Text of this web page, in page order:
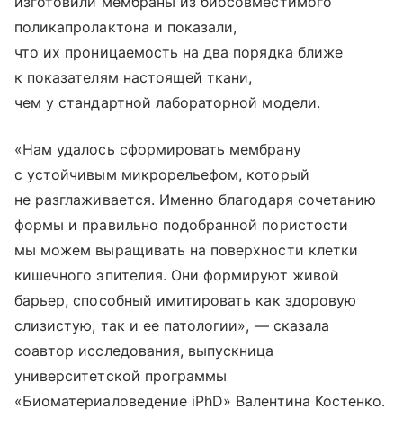
поликапролактона и показали,
что их проницаемость на два порядка ближе
к показателям настоящей ткани,
чем у стандартной лабораторной модели.
«Нам удалось сформировать мембрану
с устойчивым микрорельефом, который
не разглаживается. Именно благодаря сочетанию
формы и правильно подобранной пористости
мы можем выращивать на поверхности клетки
кишечного эпителия. Они формируют живой
барьер, способный имитировать как здоровую
слизистую, так и ее патологии», — сказала
соавтор исследования, выпускница
университетской программы
«Биоматериаловедение iPhD» Валентина Костенко.